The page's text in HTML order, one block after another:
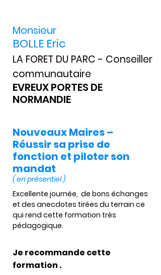
BOLLE Eric
Monsieur
LA FORET DU PARC - Conseiller
communautaire
EVREUX PORTES DE
NORMANDIE
Nouveaux Maires –
Réussir sa prise de
fonction et piloter son
mandat
( en présentiel )
Excellente journée,  de bons échanges
et des anecdotes tirées du terrain ce
qui rend cette formation très
pédagogique.
Je recommande cette
formation .